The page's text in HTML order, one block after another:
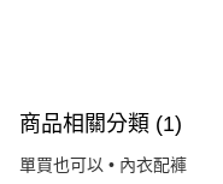
商品相關分類 (1)
單買也可以 • 內衣配褲